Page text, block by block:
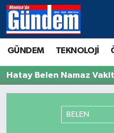
GÜNDEM TEKNOLOJİ
Hatay Belen Namaz
BELEN
Manisa Hava Durumu
Süper Lig Puan
Tüm Manşetler